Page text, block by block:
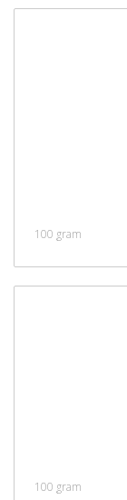
100 gram
100 gram